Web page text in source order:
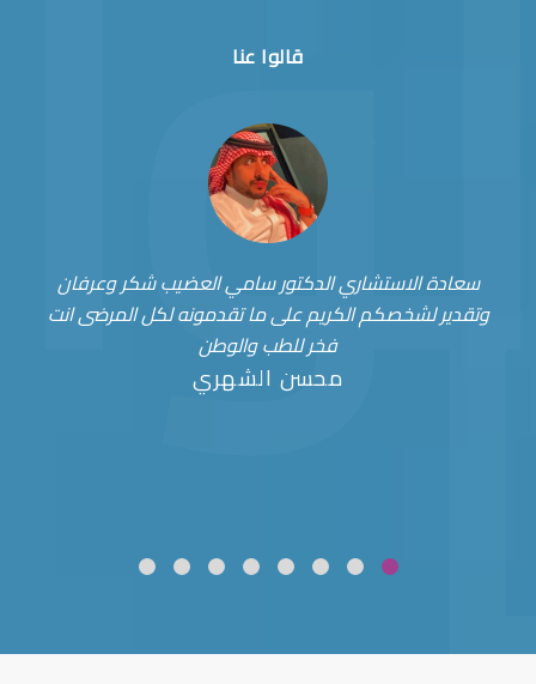
قالوا عنا
سعادة الاستشاري الدكتور سامي العضيب شكر وعرفان
وتقدير لشخصكم الكريم على ما تقدمونه لكل المرضى انت
فخر للطب والوطن
محسن الشهري